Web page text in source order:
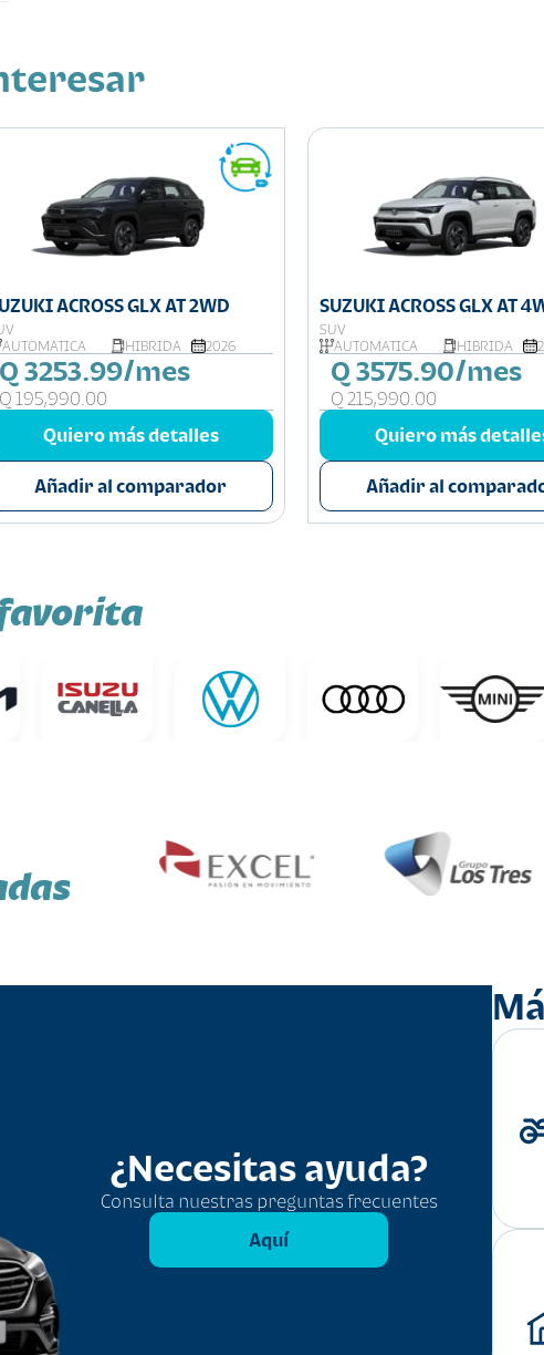
ACROSS GLX AT 2WD
AUTOMÁTICA
HIBRIDA 2026
Q 3253.99/mes
Q 195,990.00
Quiero más detalles
Añadir al comparador
SUZUKI ACROSS GLX AT
SUV
AUTOMÁTICA
HIBRIDA
Q 3575.90/mes
Q 215,990.00
Quiero más
Añadir al
¿Necesitas ayuda?
Consulta nuestras preguntas frecuentes
Aquí